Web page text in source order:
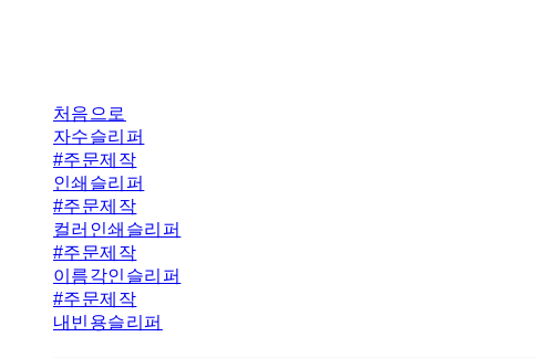
처음으로
자수슬리퍼
#주문제작
인쇄슬리퍼
#주문제작
컬러인쇄슬리퍼
#주문제작
이름각인슬리퍼
#주문제작
내빈용슬리퍼